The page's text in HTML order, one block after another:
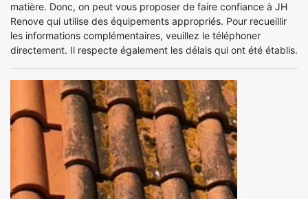
matière. Donc, on peut vous proposer de faire confiance à JH
Renove qui utilise des équipements appropriés. Pour recueillir
les informations complémentaires, veuillez le téléphoner
directement. Il respecte également les délais qui ont été établis.